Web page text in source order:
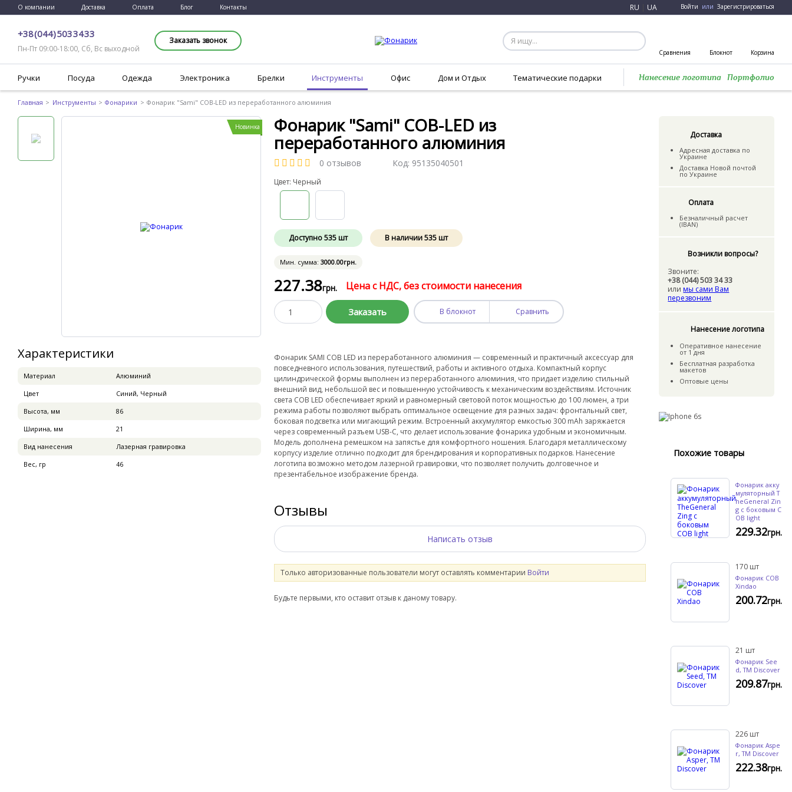
О компании Доставка Оплата Блог Контакты RU UA Войти или Зарегистрироваться
+38 (044) 503 34 33
Пн-Пт 09:00-18:00, Сб, Вс выходной
Заказать звонок
Сравнения Блокнот Корзина
Ручки Посуда Одежда Электроника Брелки Инструменты Офис Дом и Отдых Тематические подарки Нанесение логотипа Портфолио
Главная Инструменты Фонарики Фонарик "Sami" COB-LED из переработанного алюминия
Новинка
Характеристики
Материал
Алюминий
Цвет
Синий, Черный
Высота, мм
86
Ширина, мм
21
Вид нанесения
Лазерная гравировка
Вес, гр
46
Фонарик "Sami" COB-LED из
переработанного алюминия
0 отзывов Код: 95135040501
Цвет: Черный
Доступно535 шт В наличии535шт
Мин. сумма:3000.00грн.
227.38грн. Цена с НДС, без стоимости нанесения
Заказать В блокнот Сравнить
Фонарик SAMI COB LED из переработанного алюминия — современный и практичный аксессуар для
повседневного использования, путешествий, работы и активного отдыха. Компактный корпус
цилиндрической формы выполнен из переработанного алюминия, что придает изделию стильный
внешний вид, небольшой вес и повышенную устойчивость к механическим воздействиям. Источник
света COB LED обеспечивает яркий и равномерный световой поток мощностью до 100 люмен, а три
режима работы позволяют выбрать оптимальное освещение для разных задач: фронтальный свет,
боковая подсветка или мигающий режим. Встроенный аккумулятор емкостью 300 mAh заряжается
через современный разъем USB-C, что делает использование фонарика удобным и экономичным.
Модель дополнена ремешком на запястье для комфортного ношения. Благодаря металлическому
корпусу изделие отлично подходит для брендирования и корпоративных подарков. Нанесение
логотипа возможно методом лазерной гравировки, что позволяет получить долговечное и
презентабельное изображение бренда.
Доставка
Адресная доставка по
Украине
Доставка Новой почтой
по Украине
Оплата
Безналичный расчет
(IBAN)
Возникли вопросы?
Звоните:
+38 (044) 503 34 33
или мы сами Вам
перезвоним
Нанесение логотипа
Оперативное нанесение
от 1 дня
Бесплатная разработка
макетов
Оптовые цены
Похожие товары
Фонарик акку
муляторный T
heGeneral Zin
g с боковым C
OB light
229.32грн.
170 шт
Фонарик COB
Xindao
200.72грн.
21 шт
Фонарик See
d, TM Discover
209.87грн.
226 шт
Фонарик Aspe
r, TM Discover
222.38грн.
Отзывы
Написать отзыв
Только авторизованные пользователи могут оставлять комментарии Войти
Будьте первыми, кто оставит отзыв к даному товару.